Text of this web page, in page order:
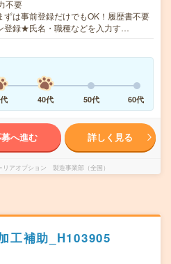
不要
は事前登録だけでもOK！履歴書不要
登録★氏名・職種などを入力す…
40代 50代 60代
へ進む 詳しく見る
リアオプション 製造事業部（全国）
工補助_H103905